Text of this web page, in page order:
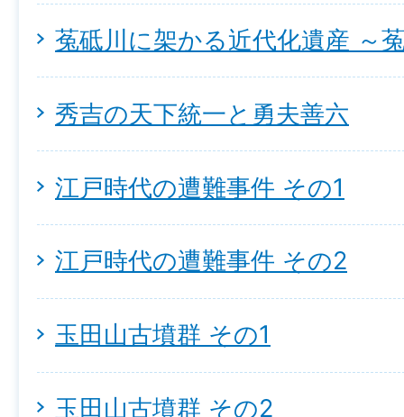
菟砥川に架かる近代化遺産 ～
秀吉の天下統一と勇夫善六
江戸時代の遭難事件 その1
江戸時代の遭難事件 その2
玉田山古墳群 その1
玉田山古墳群 その2